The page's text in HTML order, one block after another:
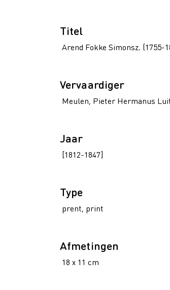
Titel
Arend Fokke Simonsz. (1755-
Vervaardiger
Meulen, Pieter Hermanus
Jaar
[1812-1847]
Type
prent, print
Afmetingen
18 x 11 cm